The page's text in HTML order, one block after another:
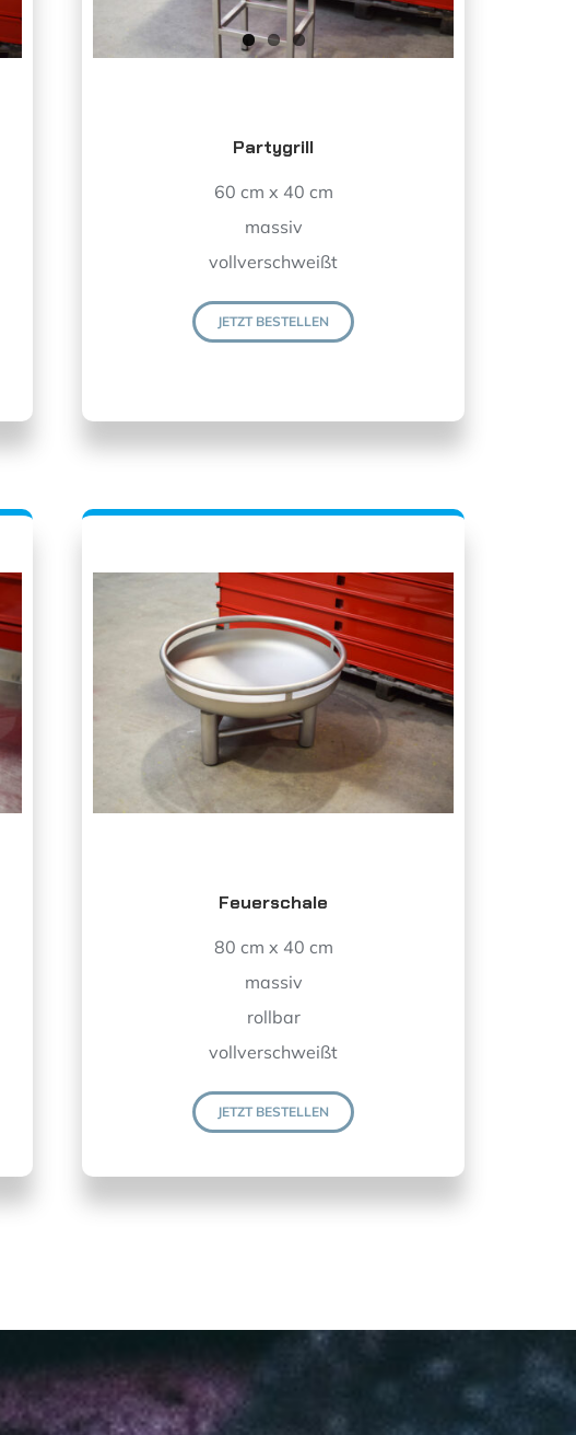
Partygrill
60 cm x 40 cm
massiv
vollverschweißt
JETZT BESTELLEN
Feuerschale
80 cm x 40 cm
massiv
rollbar
vollverschweißt
JETZT BESTELLEN